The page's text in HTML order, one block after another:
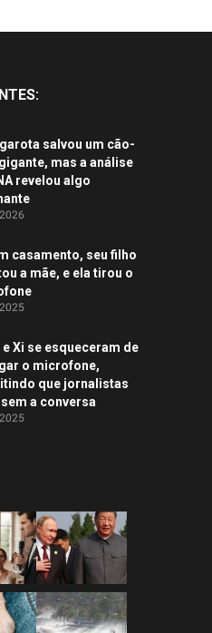
salvou um cão-
mas a análise
revelou algo
casamento, seu filho
a mãe, e ela tirou o
e Xi se esqueceram de
o microfone,
que jornalistas
a conversa